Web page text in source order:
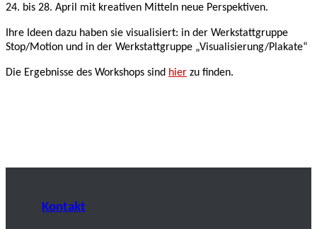
24. bis 28. April mit kreativen Mitteln neue Perspektiven.
Ihre Ideen dazu haben sie visualisiert: in der Werkstattgruppe
Stop/Motion und in der Werkstattgruppe „Visualisierung/Plakate“
Die Ergebnisse des Workshops sind hier zu finden.
Kontakt